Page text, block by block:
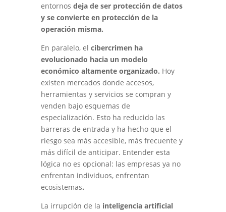
entornos deja de ser protección de datos
y se convierte en protección de la
operación misma.
En paralelo, el cibercrimen ha
evolucionado hacia un modelo
económico altamente organizado. Hoy
existen mercados donde accesos,
herramientas y servicios se compran y
venden bajo esquemas de
especialización. Esto ha reducido las
barreras de entrada y ha hecho que el
riesgo sea más accesible, más frecuente y
más difícil de anticipar. Entender esta
lógica no es opcional: las empresas ya no
enfrentan individuos, enfrentan
ecosistemas.
La irrupción de la inteligencia artificial